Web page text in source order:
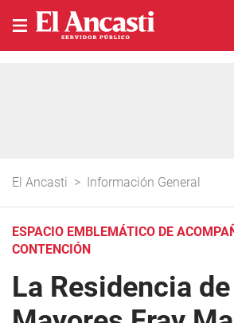
El Ancasti > Información General
ESPACIO EMBLEMÁTICO DE
CONTENCIÓN
La Residencia